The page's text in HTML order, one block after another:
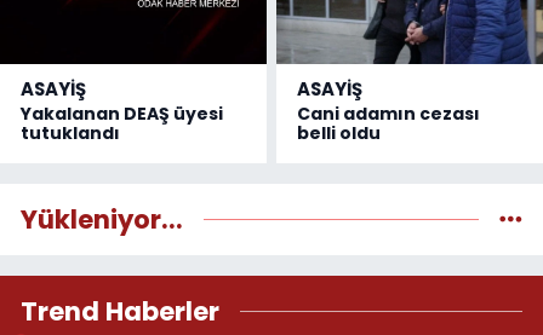
ASAYİŞ
Yakalanan DEAŞ üyesi
tutuklandı
ASAYİŞ
Cani adamın cezası
belli oldu
Yükleniyor...
Trend Haberler